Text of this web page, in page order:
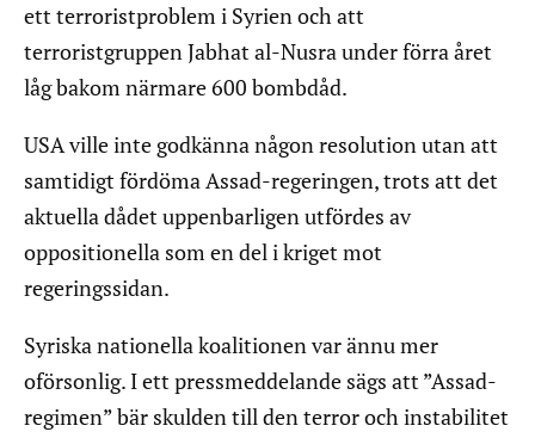
ett terroristproblem i Syrien och att
terroristgruppen Jabhat al-Nusra under förra året
låg bakom närmare 600 bombdåd.
USA ville inte godkänna någon resolution utan att
samtidigt fördöma Assad-regeringen, trots att det
aktuella dådet uppenbarligen utfördes av
oppositionella som en del i kriget mot
regeringssidan.
Syriska nationella koalitionen var ännu mer
oförsonlig. I ett pressmeddelande sägs att ”Assad-
regimen” bär skulden till den terror och instabilitet